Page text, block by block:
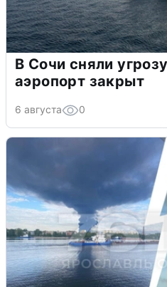
В Сочи сняли
аэропорт закрыт
6 августа 0